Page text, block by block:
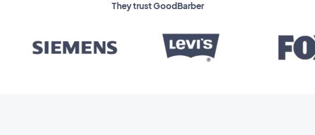
They trust GoodBarber